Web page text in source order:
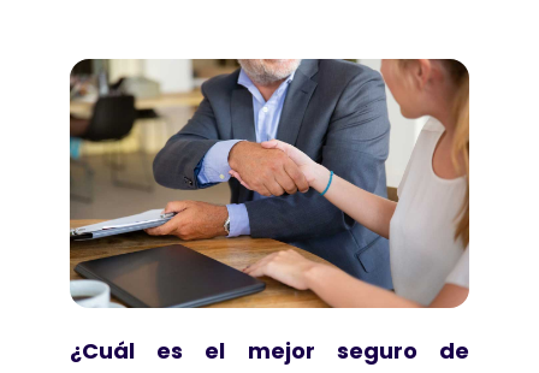
¿Cuál es el mejor seguro de